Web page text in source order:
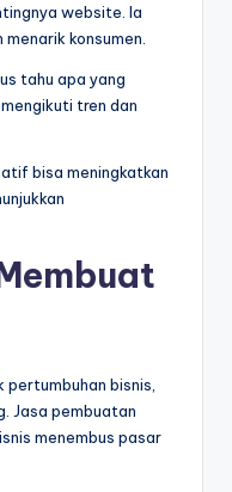
website. Ia
konsumen.
tahu apa yang
tren dan
bisa meningkatkan
bisnis,
Jasa pembuatan
menembus pasar